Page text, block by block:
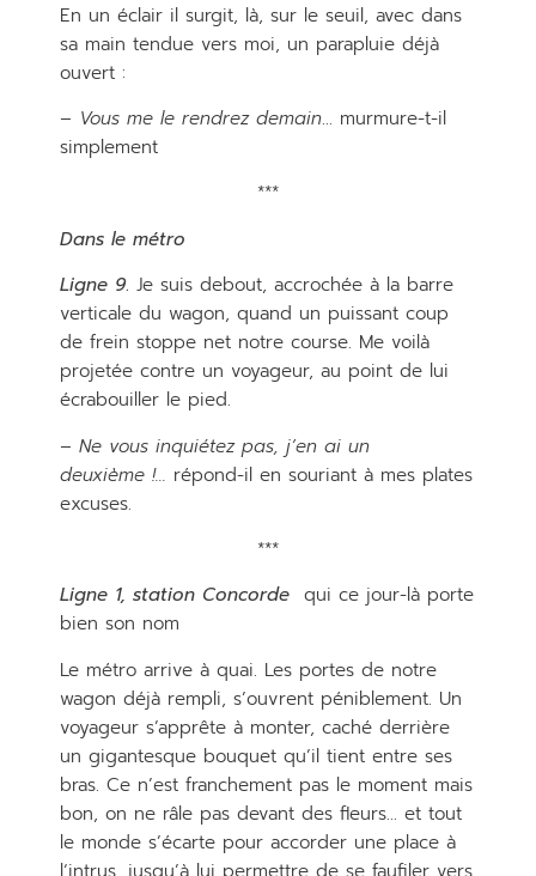
En un éclair il surgit, là, sur le seuil, avec dans
sa main tendue vers moi, un parapluie déjà
ouvert :
– Vous me le rendrez demain… murmure-t-il
simplement
***
Dans le métro
Ligne 9. Je suis debout, accrochée à la barre
verticale du wagon, quand un puissant coup
de frein stoppe net notre course. Me voilà
projetée contre un voyageur, au point de lui
écrabouiller le pied.
– Ne vous inquiétez pas, j’en ai un
deuxième !… répond-il en souriant à mes plates
excuses.
***
Ligne 1, station Concorde qui ce jour-là porte
bien son nom
Le métro arrive à quai. Les portes de notre
wagon déjà rempli, s’ouvrent péniblement. Un
voyageur s’apprête à monter, caché derrière
un gigantesque bouquet qu’il tient entre ses
bras. Ce n’est franchement pas le moment mais
bon, on ne râle pas devant des fleurs… et tout
le monde s’écarte pour accorder une place à